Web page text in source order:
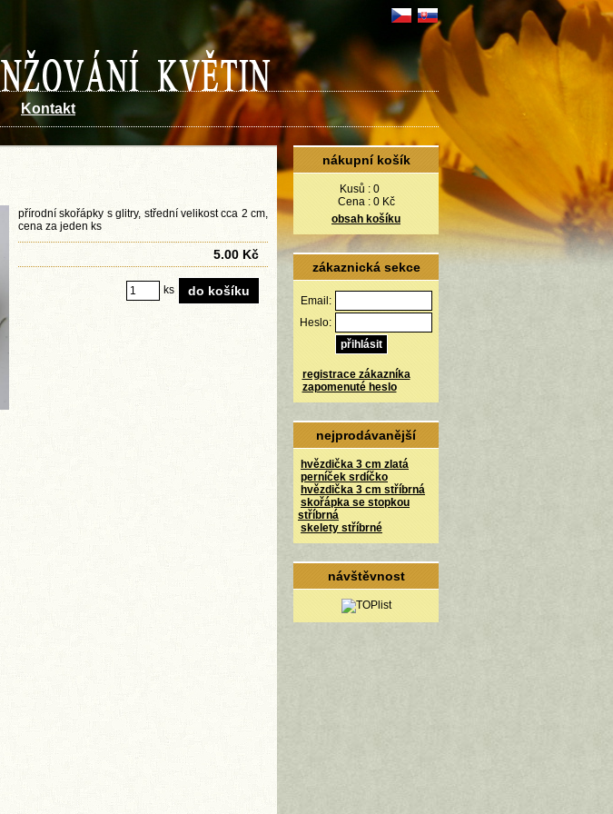
Kontakt
nákupní košík
Kusů : 0
Cena : 0 Kč
obsah košíku
zákaznická sekce
Email:
Heslo:
registrace zákazníka
zapomenuté heslo
nejprodávanější
hvězdička 3 cm zlatá
perníček srdíčko
hvězdička 3 cm stříbrná
skořápka se stopkou
stříbrná
skelety stříbrné
návštěvnost
přírodní skořápky s glitry, střední velikost cca 2 cm,
cena za jeden ks
5.00 Kč
ks